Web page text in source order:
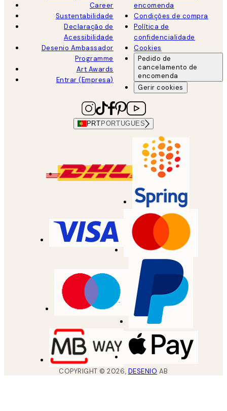
Career
Sustentabilidade
Declaração de
Acessibilidade
Desenio Ambassador
Programme
Art Awards
Entrar (Empresa)
encomenda
Condições de compra
Política de
confidencialidade
Cookies
Pedido de
cancelamento de
encomenda
Gerir cookies
PRT PORTUGUES
COPYRIGHT ©2026, DESENIO AB